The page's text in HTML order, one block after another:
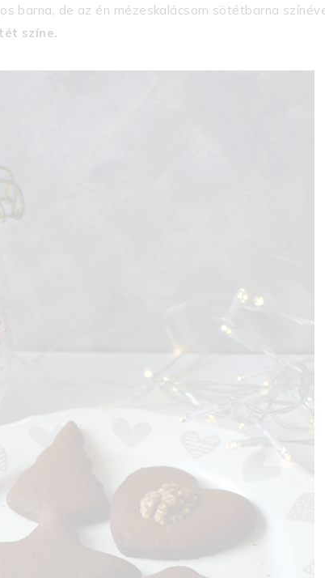
barna, de az én mézeskalácsom sötétbarna
színe.